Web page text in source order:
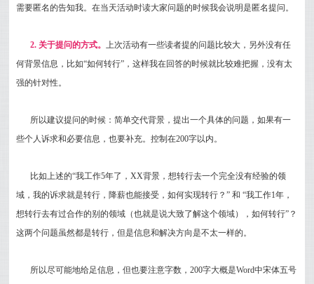
需要匿名的告知我。在当天活动时读大家问题的时候我会说明是匿名提问。
2. 关于提问的方式。上次活动有一些读者提的问题比较大，另外没有任
何背景信息，比如“如何转行”，这样我在回答的时候就比较难把握，没有太
强的针对性。
所以建议提问的时候：简单交代背景，提出一个具体的问题，如果有一
些个人诉求和必要信息，也要补充。控制在200字以内。
比如上述的“我工作5年了，XX背景，想转行去一个完全没有经验的领
域，我的诉求就是转行，降薪也能接受，如何实现转行？” 和 “我工作1年，
想转行去有过合作的别的领域（也就是说大致了解这个领域），如何转行”？
这两个问题虽然都是转行，但是信息和解决方向是不太一样的。
所以尽可能地给足信息，但也要注意字数，200字大概是Word中宋体五号